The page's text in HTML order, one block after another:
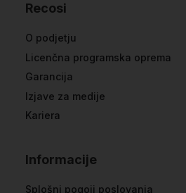
Recosi
O podjetju
Licenčna programska oprema
Garancija
Izjave za medije
Kariera
Informacije
Splošni pogoji poslovanja